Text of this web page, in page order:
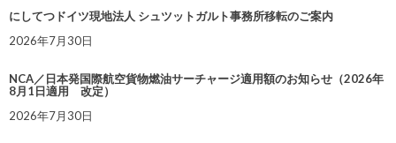
にしてつドイツ現地法人 シュツットガルト事務所移転のご案内
2026年7月30日
NCA／日本発国際航空貨物燃油サーチャージ適用額のお知らせ（2026年
8月1日適用 改定）
2026年7月30日